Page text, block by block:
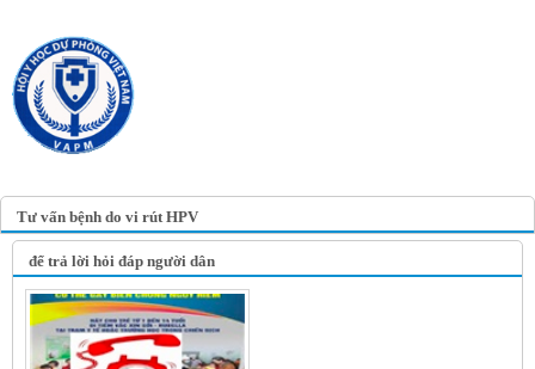
Tư vấn bệnh do vi rút HPV
để trả lời hỏi đáp người dân